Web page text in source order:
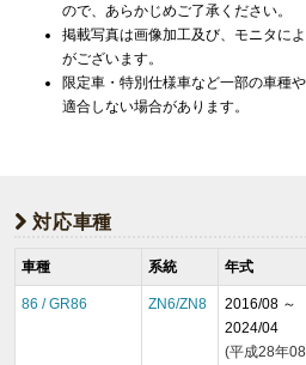
ので、あらかじめご了承ください。
掲載写真は画像加工及び、モニタに
がございます。
限定車・特別仕様車など一部の車種
適合しない場合があります。
対応車種
車種 系統 年式
86 / GR86 ZN6/ZN8
2016/08 ～
2024/04
(平成28年